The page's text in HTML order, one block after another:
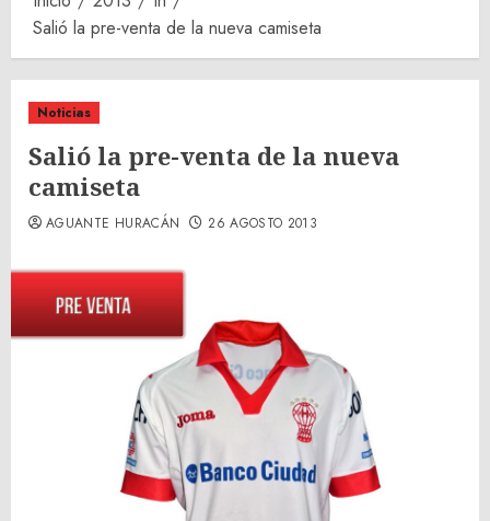
Salió la pre-venta de la nueva camiseta
Noticias
Salió la pre-venta de la nueva
camiseta
AGUANTE HURACÁN 26 AGOSTO 2013